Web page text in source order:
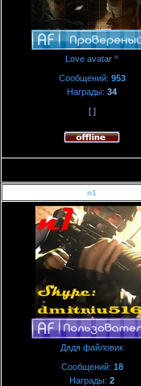
Love avatar ^
Сообщений: 953
Награды: 34
[ ]
n1
Дядя файловик
Сообщений: 18
Награды: 2